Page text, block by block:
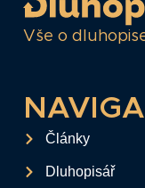
Vše o
Články
Dluhopisář